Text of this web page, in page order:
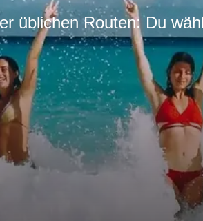
üblichen Routen: Du